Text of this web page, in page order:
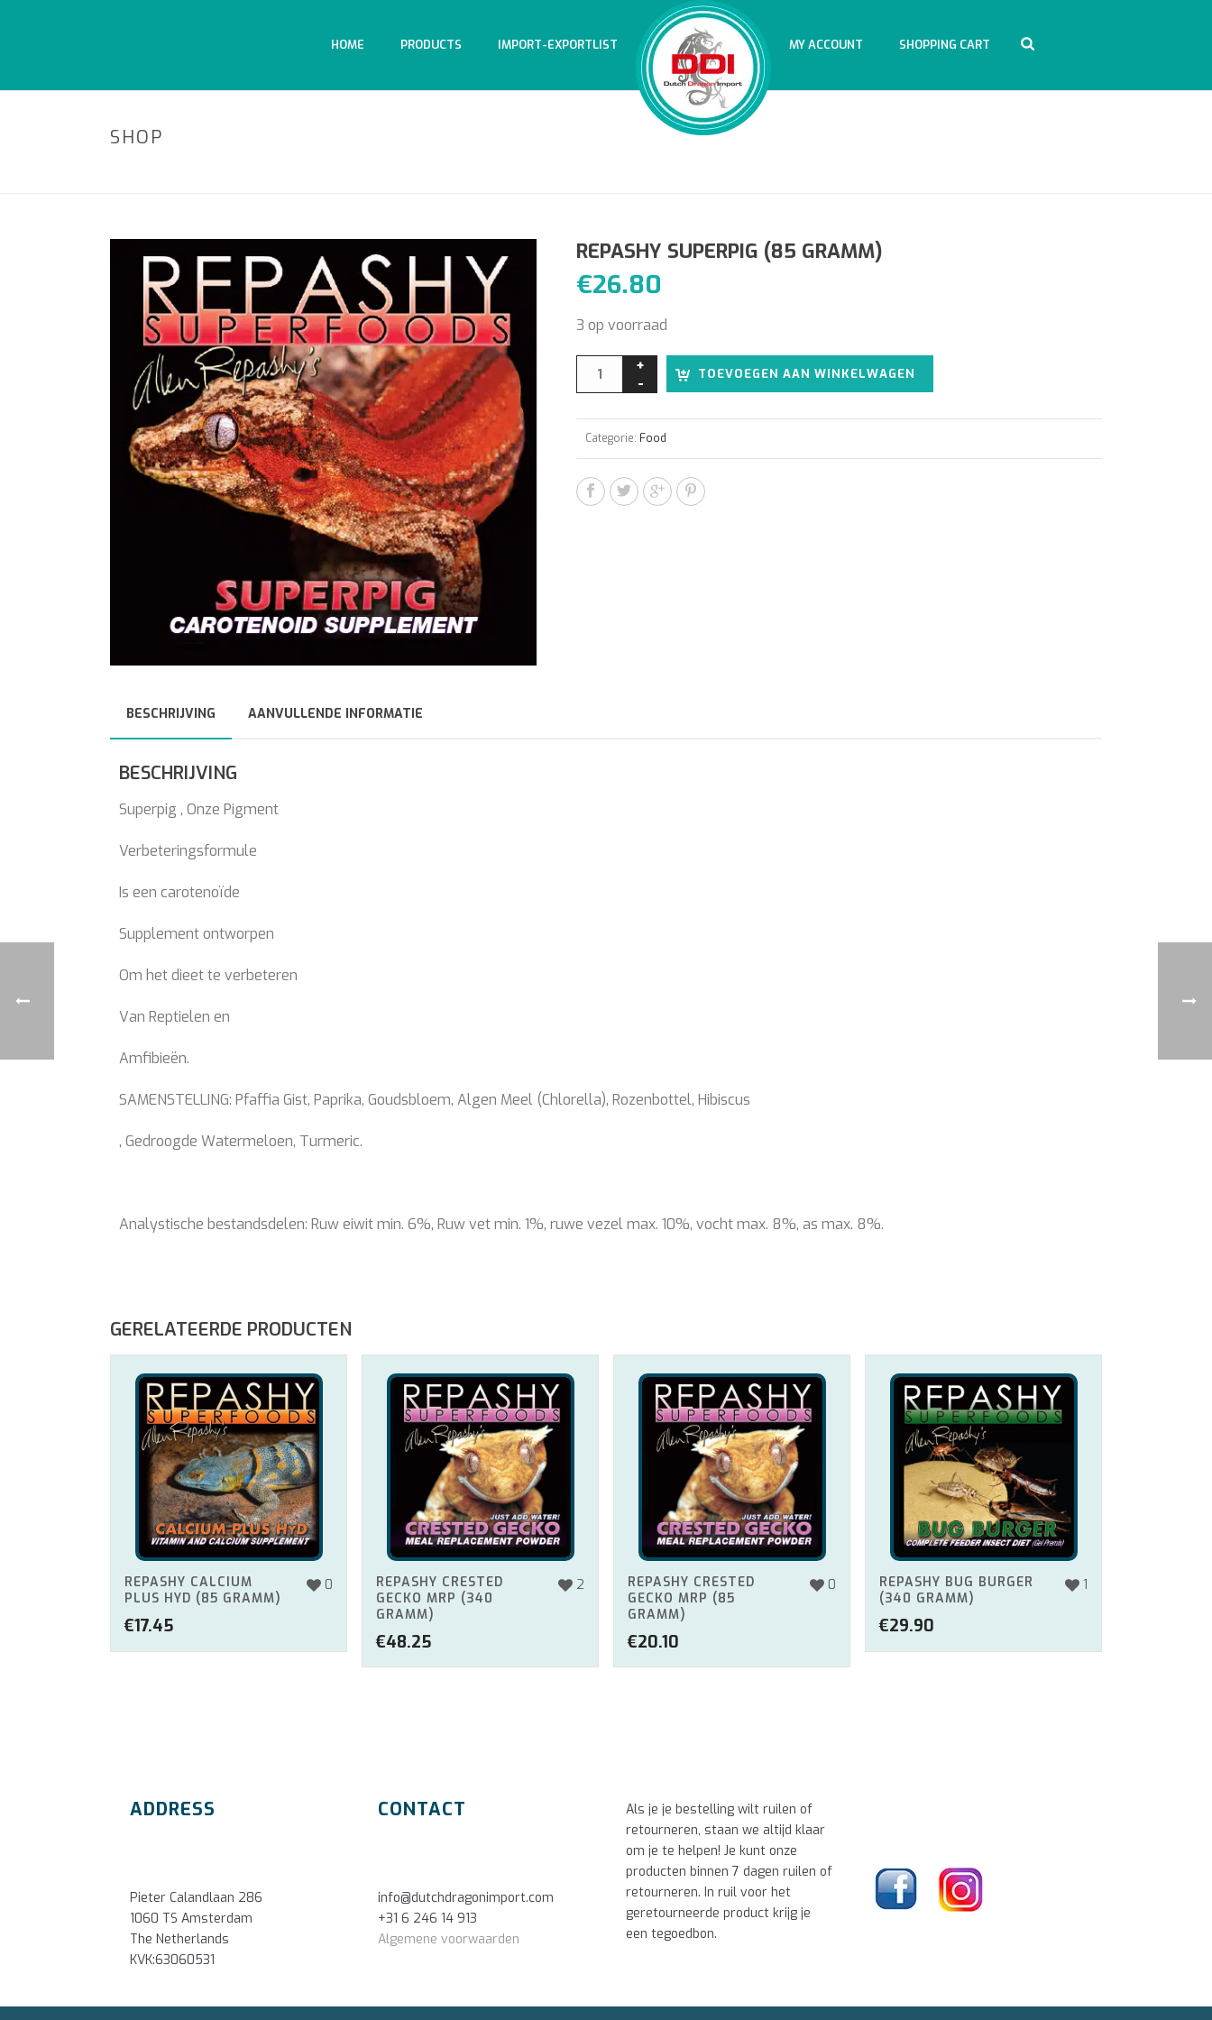
HOME PRODUCTS IMPORT-EXPORTLIST MY ACCOUNT SHOPPING CART
SHOP
REPASHY SUPERPIG (85 GRAMM)
€26.80
3 op voorraad
TOEVOEGEN AAN WINKELWAGEN
Categorie: Food
BESCHRIJVING AANVULLENDE INFORMATIE
BESCHRIJVING
Superpig , Onze Pigment
Verbeteringsformule
Is een carotenoïde
Supplement ontworpen
Om het dieet te verbeteren
Van Reptielen en
Amfibieën.
SAMENSTELLING: Pfaffia Gist, Paprika, Goudsbloem, Algen Meel (Chlorella), Rozenbottel, Hibiscus
, Gedroogde Watermeloen, Turmeric.
Analystische bestandsdelen: Ruw eiwit min. 6%, Ruw vet min. 1%, ruwe vezel max. 10%, vocht max. 8%, as max. 8%.
GERELATEERDE PRODUCTEN
0
REPASHY CALCIUM
PLUS HYD (85 GRAMM)
€17.45
2
REPASHY CRESTED
GECKO MRP (340
GRAMM)
€48.25
0
REPASHY CRESTED
GECKO MRP (85
GRAMM)
€20.10
1
REPASHY BUG BURGER
(340 GRAMM)
€29.90
ADDRESS
Pieter Calandlaan 286
1060 TS Amsterdam
The Netherlands
KVK:63060531
CONTACT
info@dutchdragonimport.com
+31 6 246 14 913
Algemene voorwaarden
Als je je bestelling wilt ruilen of
retourneren, staan we altijd klaar
om je te helpen! Je kunt onze
producten binnen 7 dagen ruilen of
retourneren. In ruil voor het
geretourneerde product krijg je
een tegoedbon.